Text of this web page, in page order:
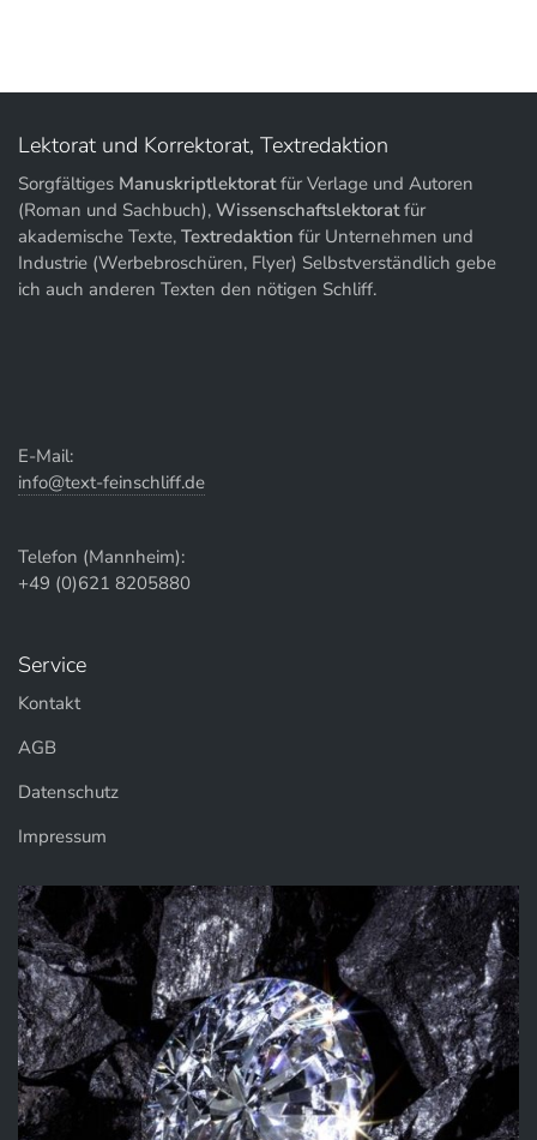
Lektorat und Korrektorat, Textredaktion
Sorgfältiges Manuskriptlektoratfür Verlage und Autoren
(Roman und Sachbuch), Wissenschaftslektoratfür
akademische Texte, Textredaktion für Unternehmen und
Industrie (Werbebroschüren, Flyer) Selbstverständlich gebe
ich auch anderen Texten den nötigen Schliff.
E-Mail:
info@text-feinschliff.de
Telefon (Mannheim):
+49 (0)621 8205880
Service
Kontakt
AGB
Datenschutz
Impressum